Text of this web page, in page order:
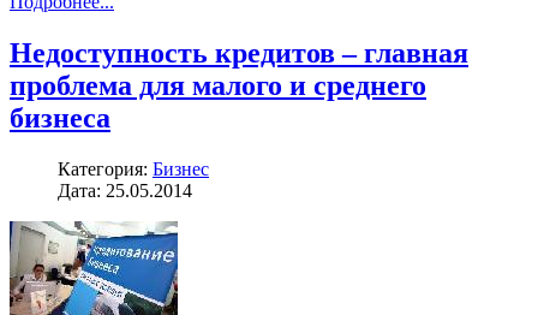
Недоступность кредитов – главная
проблема для малого и среднего
бизнеса
Категория: Бизнес
Дата: 25.05.2014